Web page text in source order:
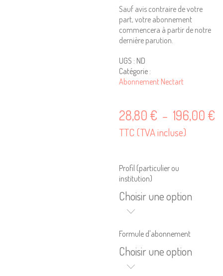
Sauf avis contraire de votre
part, votre abonnement
commencera à partir de notre
dernière parution.
UGS : ND
Catégorie :
Abonnement Nectart
28,80 € – 196,00 €
TTC (TVA incluse)
Profil (particulier ou
institution)
Choisir une option
Formule d'abonnement
Choisir une option